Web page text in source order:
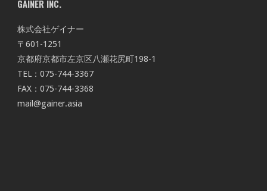
GAINER INC.
株式会社ゲイナー
〒601-1251
京都府京都市左京区八瀬花尻町198-1
TEL：075-744-3367
FAX：075-744-3368
mail@gainer.asia